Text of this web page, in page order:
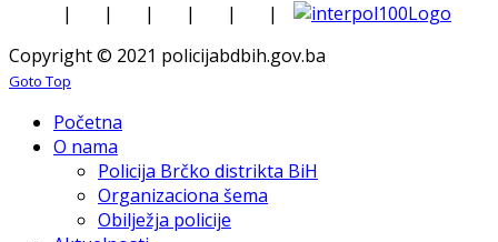
| | | | |
|
Copyright © 2021 policijabdbih.gov.ba
Goto Top
Početna
O nama
Policija Brčko distrikta BiH
Organizaciona šema
Obilježja policije